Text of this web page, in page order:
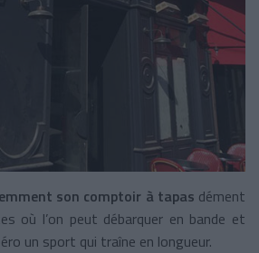
son comptoir à tapas dément
où l’on peut débarquer en bande et
un sport qui traîne en longueur.